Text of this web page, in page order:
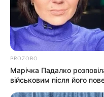
[wp-rss-aggregator
Ви пропустили
PROZORO
Марічка Падалко
військовим після його